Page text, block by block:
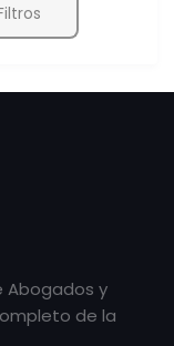
Abogados y
de la